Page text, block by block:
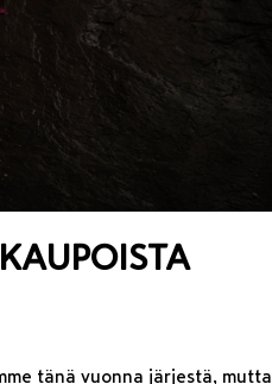
tänä vuonna järjestä, mutta